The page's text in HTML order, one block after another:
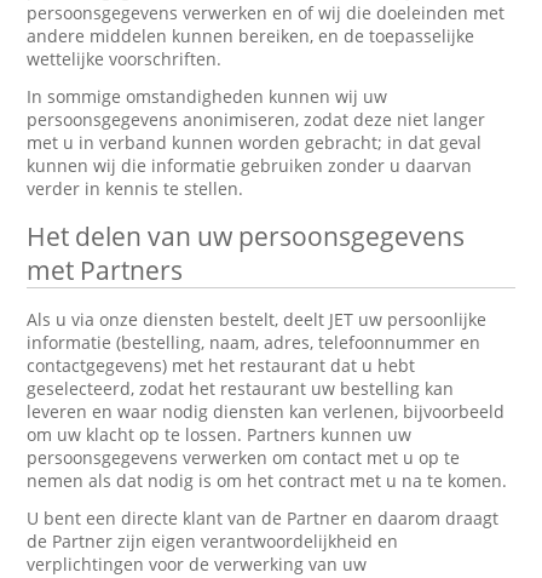
persoonsgegevens verwerken en of wij die doeleinden met
andere middelen kunnen bereiken, en de toepasselijke
wettelijke voorschriften.
In sommige omstandigheden kunnen wij uw
persoonsgegevens anonimiseren, zodat deze niet langer
met u in verband kunnen worden gebracht; in dat geval
kunnen wij die informatie gebruiken zonder u daarvan
verder in kennis te stellen.
Het delen van uw persoonsgegevens
met Partners
Als u via onze diensten bestelt, deelt JET uw persoonlijke
informatie (bestelling, naam, adres, telefoonnummer en
contactgegevens) met het restaurant dat u hebt
geselecteerd, zodat het restaurant uw bestelling kan
leveren en waar nodig diensten kan verlenen, bijvoorbeeld
om uw klacht op te lossen. Partners kunnen uw
persoonsgegevens verwerken om contact met u op te
nemen als dat nodig is om het contract met u na te komen.
U bent een directe klant van de Partner en daarom draagt
de Partner zijn eigen verantwoordelijkheid en
verplichtingen voor de verwerking van uw